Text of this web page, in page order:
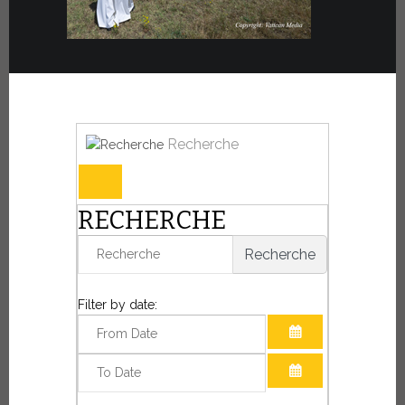
Recherche
RECHERCHE
Recherche
Filter by date:
OUVRIR LE